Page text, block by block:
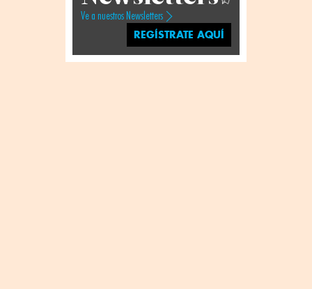
Ve a nuestros Newsletters
REGÍSTRATE AQUÍ